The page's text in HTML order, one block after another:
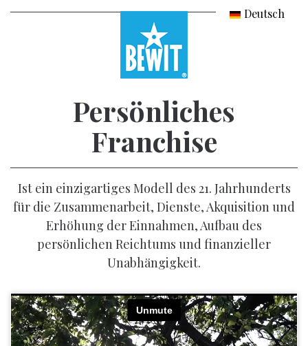
Deutsch
Română
Persönliches
Franchise
Ist ein einzigartiges Modell des 21. Jahrhunderts
für die Zusammenarbeit, Dienste, Akquisition und
Erhöhung der Einnahmen, Aufbau des
persönlichen Reichtums und finanzieller
Unabhängigkeit.